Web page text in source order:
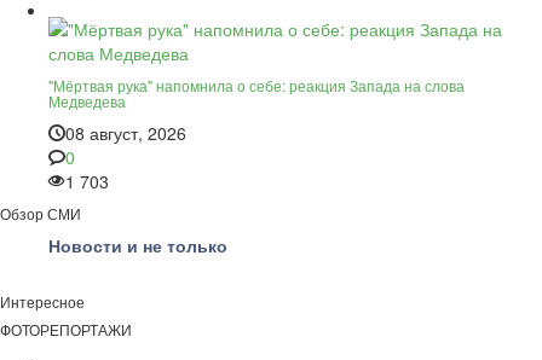
"Мёртвая рука" напомнила о себе: реакция Запада на слова
Медведева
08 август, 2026
0
1 703
Обзор СМИ
Новости и не только
Интересное
ФОТОРЕПОРТАЖИ